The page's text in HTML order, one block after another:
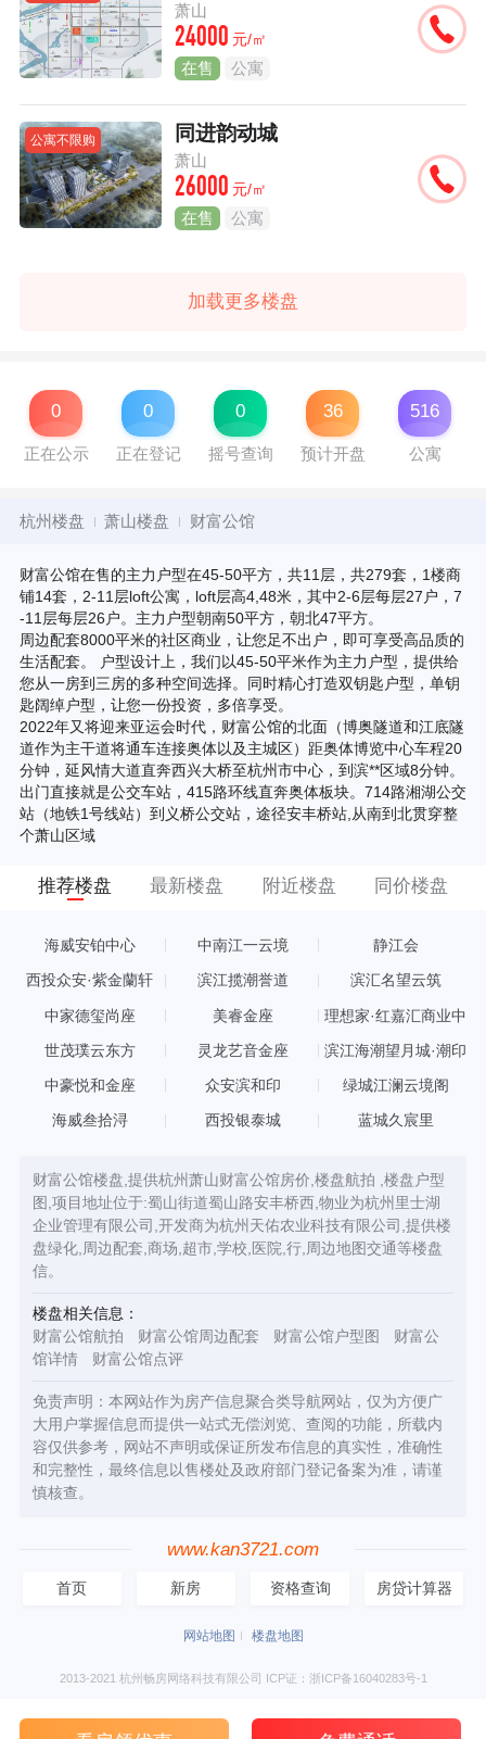
萧山
24000 元/㎡
在售 公寓
公寓不限购 同进韵动城
萧山
26000 元/㎡
在售 公寓
加载更多楼盘
0
正在公示
0
正在登记
0
摇号查询
36
预计开盘
516
公寓
杭州楼盘 萧山楼盘 财富公馆
财富公馆在售的主力户型在45-50平方，共11层，共279套，1楼商
铺14套，2-11层loft公寓，loft层高4,48米，其中2-6层每层27户，7
-11层每层26户。主力户型朝南50平方，朝北47平方。
周边配套8000平米的社区商业，让您足不出户，即可享受高品质的
生活配套。 户型设计上，我们以45-50平米作为主力户型，提供给
您从一房到三房的多种空间选择。同时精心打造双钥匙户型，单钥
匙阔绰户型，让您一份投资，多倍享受。
2022年又将迎来亚运会时代，财富公馆的北面（博奥隧道和江底隧
道作为主干道将通车连接奥体以及主城区）距奥体博览中心车程20
分钟，延风情大道直奔西兴大桥至杭州市中心，到滨**区域8分钟。
出门直接就是公交车站，415路环线直奔奥体板块。714路湘湖公交
站（地铁1号线站）到义桥公交站，途径安丰桥站,从南到北贯穿整
个萧山区域
推荐楼盘 最新楼盘 附近楼盘 同价楼盘
海威安铂中心 中南江一云境 静江会
西投众安·紫金蘭轩 滨江揽潮誉道 滨汇名望云筑
中家德玺尚座 美睿金座
理想家·红嘉汇商业中
世茂璞云东方 灵龙艺音金座 滨江海潮望月城·潮印
中豪悦和金座 众安滨和印 绿城江澜云境阁
海威叁拾浔 西投银泰城 蓝城久宸里
财富公馆楼盘,提供杭州萧山财富公馆房价,楼盘航拍 ,楼盘户型
图,项目地址位于:蜀山街道蜀山路安丰桥西,物业为杭州里士湖
企业管理有限公司,开发商为杭州天佑农业科技有限公司,提供楼
盘绿化,周边配套,商场,超市,学校,医院,行,周边地图交通等楼盘
信。
楼盘相关信息：
财富公馆航拍
财富公馆周边配套 财富公馆户型图
财富公
馆详情
财富公馆点评
免责声明：本网站作为房产信息聚合类导航网站，仅为方便广
大用户掌握信息而提供一站式无偿浏览、查阅的功能，所载内
容仅供参考，网站不声明或保证所发布信息的真实性，准确性
和完整性，最终信息以售楼处及政府部门登记备案为准，请谨
慎核查。
www.kan3721.com
首页 新房 资格查询 房贷计算器
网站地图 楼盘地图
2013-2021 杭州畅房网络科技有限公司 ICP证：浙ICP备16040283号-1